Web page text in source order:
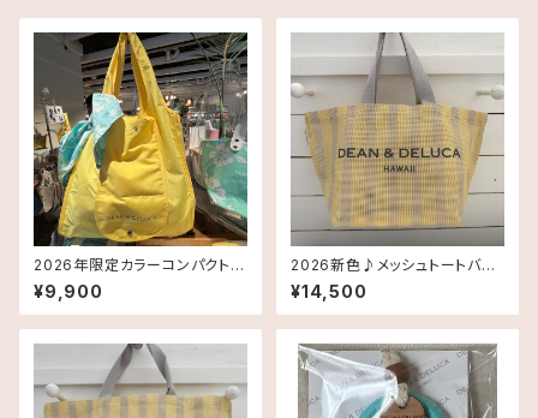
2026年限定カラーコンパクトエ
コバッグ《ハワイ限定》Dean &
DeLuca ディーンアンドデルー
カ Shopping Bag
¥9,900
2026新色♪メッシュトートバッ
グ Smallサイズ《HAWAII限
定》DEAN＆DELUCA ディーン
＆デルーカ ハワイ 送料無料
¥14,500